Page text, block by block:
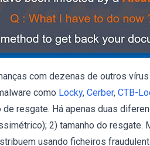
com dezenas de outros
como Locky, Cerber, CTB-
resgate. Há apenas duas
2) tamanho do
usando ficheiros